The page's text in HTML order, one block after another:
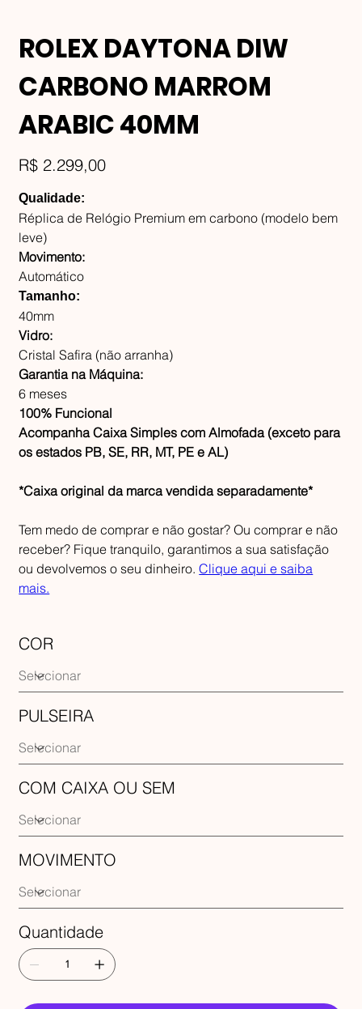
ROLEX DAYTONA DIW
CARBONO MARROM
ARABIC 40MM
Preço
R$ 2.299,00
Qualidade:
Réplica de Relógio Premium em carbono (modelo bem
leve)
Movimento:
Automático
Tamanho:
40mm
Vidro:
Cristal Safira (não arranha)
Garantia na Máquina:
6 meses
100% Funcional
Acompanha Caixa Simples com Almofada (exceto para
os estados PB, SE, RR, MT, PE e AL)
*Caixa original da marca vendida separadamente*
Tem medo de comprar e não gostar? Ou comprar e não
receber? Fique tranquilo, garantimos a sua satisfação
ou devolvemos o seu dinheiro.Clique aqui e saiba
mais.
COR
PULSEIRA
COM CAIXA OU SEM
MOVIMENTO
Quantidade